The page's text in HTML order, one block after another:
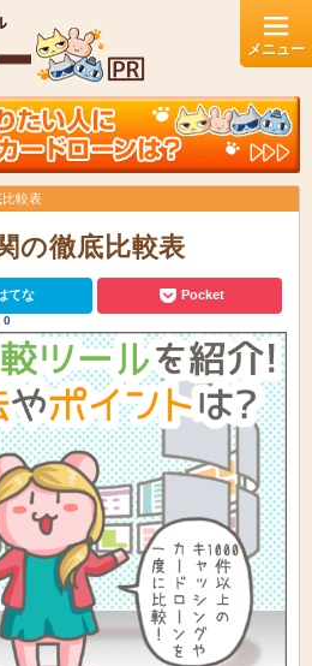
較表
の徹底比較表
てな
0
Pocket